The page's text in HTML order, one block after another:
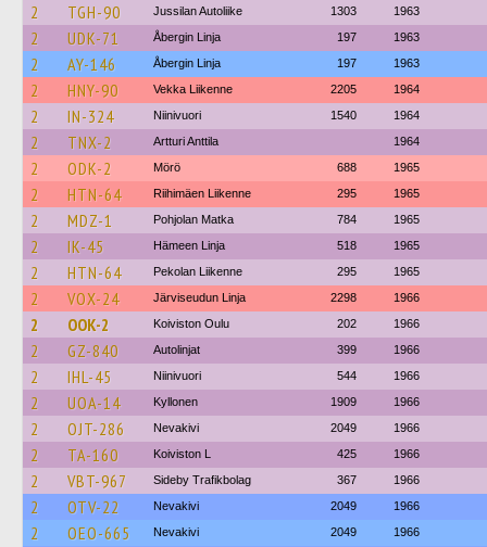
2 TGH-90 Jussilan Autoliike 1303 1963
2 UDK-71 Åbergin Linja 197 1963
2 AY-146 Åbergin Linja 197 1963
2 HNY-90 Vekka Liikenne 2205 1964
2 IN-324 Niinivuori 1540 1964
2 TNX-2 Artturi Anttila 1964
2 ODK-2 Mörö 688 1965
2 HTN-64 Riihimäen Liikenne 295 1965
2 MDZ-1 Pohjolan Matka 784 1965
2 IK-45 Hämeen Linja 518 1965
2 HTN-64 Pekolan Liikenne 295 1965
2 VOX-24 Järviseudun Linja 2298 1966
2 OOK-2 Koiviston Oulu 202 1966
2 GZ-840 Autolinjat 399 1966
2 IHL-45 Niinivuori 544 1966
2 UOA-14 Kyllonen 1909 1966
2 OJT-286 Nevakivi 2049 1966
2 TA-160 Koiviston L 425 1966
2 VBT-967 Sideby Trafikbolag 367 1966
2 OTV-22 Nevakivi 2049 1966
2 OEO-665 Nevakivi 2049 1966